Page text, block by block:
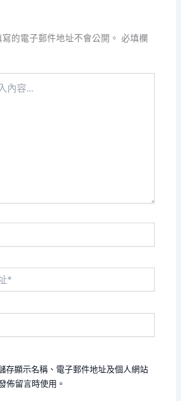
的電子郵件地址不會公開。 必填欄
存顯示名稱、電子郵件地址及個人網站
佈留言時使用。